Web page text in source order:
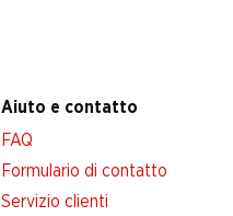
Aiuto e contatto
FAQ
Formulario di contatto
Servizio clienti